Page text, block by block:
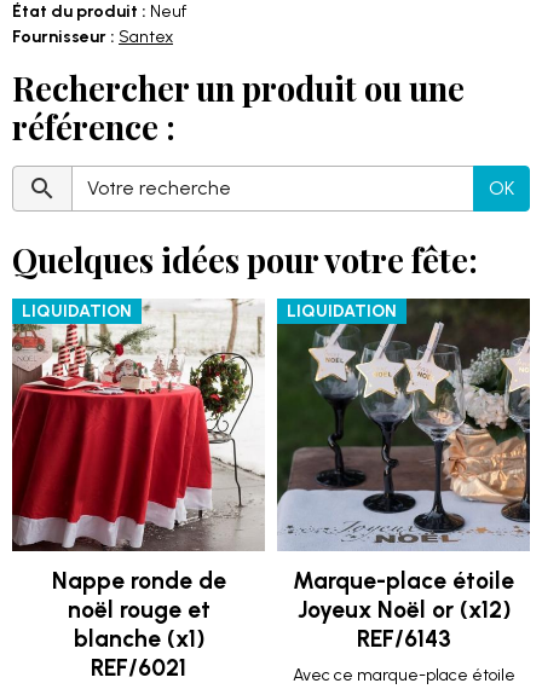
État du produit : Neuf
Fournisseur : Santex
Rechercher un produit ou une
référence :
OK
Quelques idées pour votre fête:
LIQUIDATION
Nappe ronde de
noël rouge et
blanche (x1)
REF/6021
LIQUIDATION
Marque-place étoile
Joyeux Noël or (x12)
REF/6143
Avec ce marque-place étoile